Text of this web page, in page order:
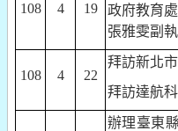
108 4 19
政府教育
張雅雯副
108 4 22
拜訪新北
拜訪達航
辦理臺東